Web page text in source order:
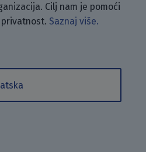
Cilj nam je pomoći
Saznaj više.
naš blog koristeći
na GitHubu.
s nama putem